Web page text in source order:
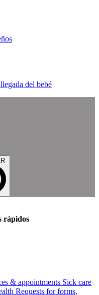
del bebé
rápidos
& appointments Sick care
Requests for forms,